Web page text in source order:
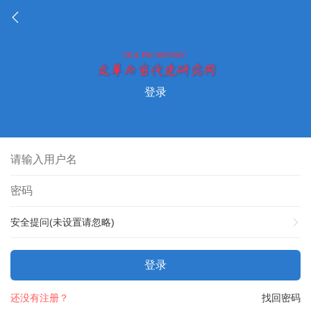
登录
安全提问(未设置请忽略)
登录
找回密码
还没有注册？